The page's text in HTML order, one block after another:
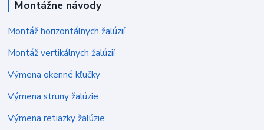
Montážne návody
Montáž horizontálnych žalúzií
Montáž vertikálnych žalúzií
Výmena okenné kľučky
Výmena struny žalúzie
Výmena retiazky žalúzie